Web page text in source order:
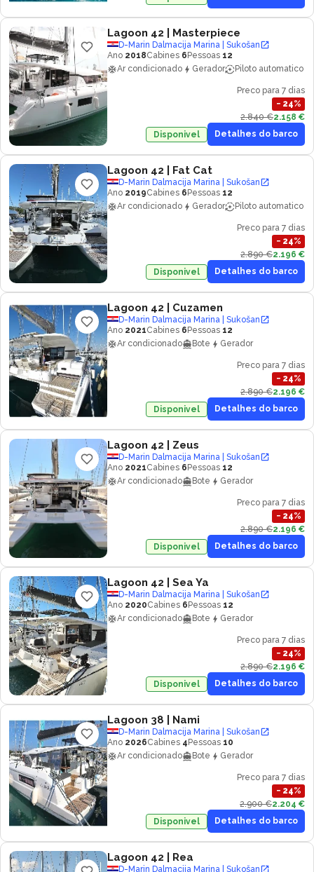
Lagoon 42 | Masterpiece
D-Marin Dalmacija Marina | Sukošan
Ano 2018Cabines 6 Pessoas 12
Ar condicionado
Gerador Piloto automatico
Preco para 7 dias
− 24%
2.840 €2.158 €
Disponivel
Detalhes do barco
Lagoon 42 | Fat Cat
D-Marin Dalmacija Marina | Sukošan
Ano 2019Cabines 6 Pessoas 12
Ar condicionado
Gerador Piloto automatico
Preco para 7 dias
− 24%
2.890 €2.196 €
Disponivel
Detalhes do barco
Lagoon 42 | Cuzamen
D-Marin Dalmacija Marina | Sukošan
Ano 2021Cabines 6 Pessoas 12
Ar condicionado
Bote Gerador
Preco para 7 dias
− 24%
2.890 €2.196 €
Disponivel
Detalhes do barco
Lagoon 42 | Zeus
D-Marin Dalmacija Marina | Sukošan
Ano 2021Cabines 6 Pessoas 12
Ar condicionado
Bote Gerador
Preco para 7 dias
− 24%
2.890 €2.196 €
Disponivel
Detalhes do barco
Lagoon 42 | Sea Ya
D-Marin Dalmacija Marina | Sukošan
Ano 2020Cabines 6 Pessoas 12
Ar condicionado
Bote Gerador
Preco para 7 dias
− 24%
2.890 €2.196 €
Disponivel
Detalhes do barco
Lagoon 38 | Nami
D-Marin Dalmacija Marina | Sukošan
Ano 2026Cabines 4 Pessoas 10
Ar condicionado
Bote Gerador
Preco para 7 dias
− 24%
2.900 €2.204 €
Disponivel
Detalhes do barco
Lagoon 42 | Rea
D-Marin Dalmacija Marina | Sukošan